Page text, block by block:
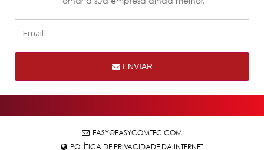
ENVIAR
EASY@EASYCOMTEC.COM
POLÍTICA DE PRIVACIDADE DA INTERNET